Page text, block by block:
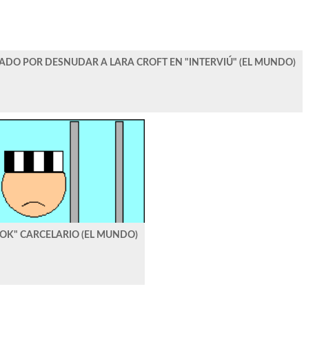
POR DESNUDAR A LARA CROFT EN "INTERVIÚ" (EL MUNDO)
CARCELARIO (EL MUNDO)